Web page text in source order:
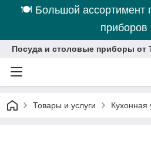
🍽 Большой ассортимент
Посуда и столовые приборы от
Товары и услуги Кухонная